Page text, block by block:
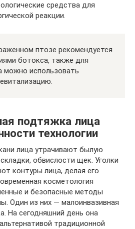
средства для
реакции.
птозе рекомендуется
ботокса, также для
можно использовать
подтяжка лица
технологии
лица утрачивают былую
обвислости щек. Уголки
контуры лица, делая его
косметология
и безопасные методы
Один из них — малоинвазивная
На сегодняшний день она
традиционной